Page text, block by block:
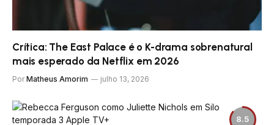
Crítica: The East Palace é o K-drama sobrenatural
mais esperado da Netflix em 2026
Por Matheus Amorim julho 13, 2026
8.5